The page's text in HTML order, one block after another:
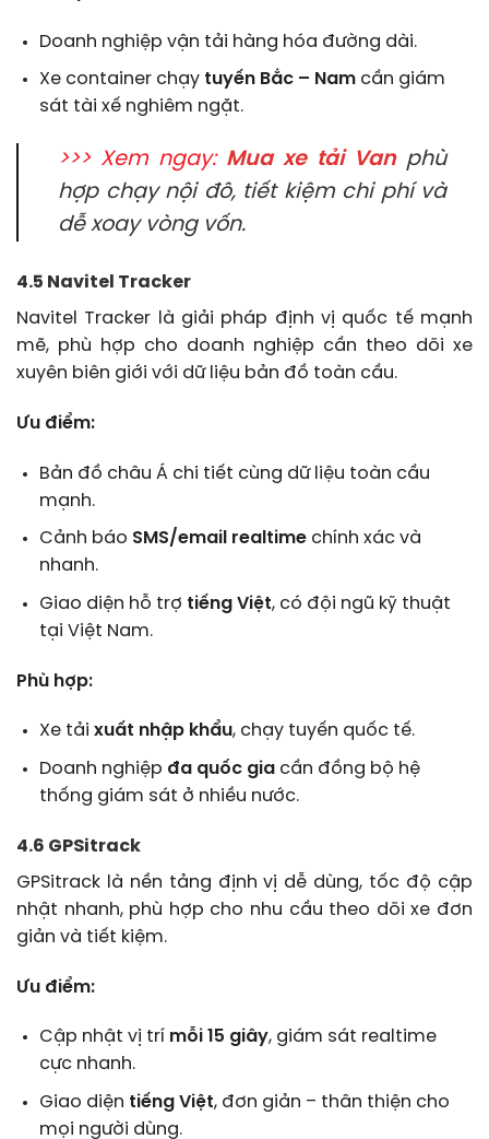
Doanh nghiệp vận tải hàng hóa đường dài.
Xe container chạy tuyến Bắc – Namcần giám
sát tài xế nghiêm ngặt.
>>> Xem ngay: Mua xe tải Vanphù
hợp chạy nội đô, tiết kiệm chi phí và
dễ xoay vòng vốn.
4.5 Navitel Tracker
Navitel Tracker là giải pháp định vị quốc tế mạnh
mẽ, phù hợp cho doanh nghiệp cần theo dõi xe
xuyên biên giới với dữ liệu bản đồ toàn cầu.
Ưu điểm:
Bản đồ châu Á chi tiết cùng dữ liệu toàn cầu
mạnh.
Cảnh báo SMS/email realtimechính xác và
nhanh.
Giao diện hỗ trợ tiếng Việt, có đội ngũ kỹ thuật
tại Việt Nam.
Phù hợp:
Xe tải xuất nhập khẩu, chạy tuyến quốc tế.
Doanh nghiệp đa quốc giacần đồng bộ hệ
thống giám sát ở nhiều nước.
4.6 GPSitrack
GPSitrack là nền tảng định vị dễ dùng, tốc độ cập
nhật nhanh, phù hợp cho nhu cầu theo dõi xe đơn
giản và tiết kiệm.
Ưu điểm:
Cập nhật vị trí mỗi 15 giây, giám sát realtime
cực nhanh.
Giao diện tiếng Việt, đơn giản – thân thiện cho
mọi người dùng.